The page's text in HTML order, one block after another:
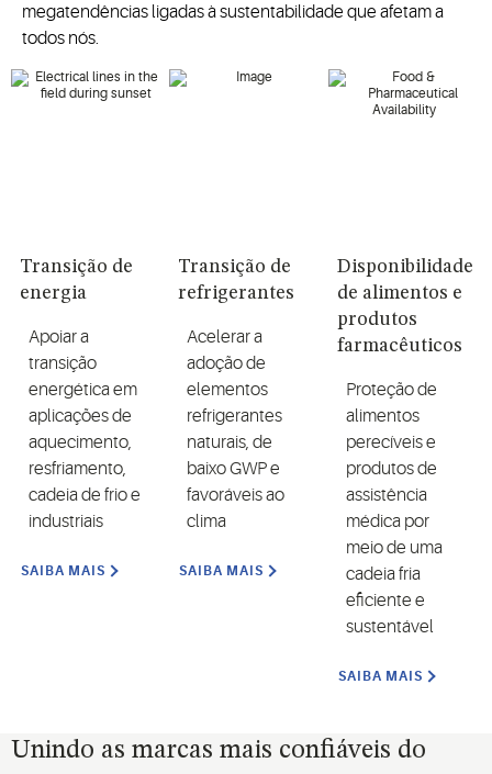
megatendências ligadas à sustentabilidade que afetam a
todos nós.
Transição de
energia
Apoiar a
transição
energética em
aplicações de
aquecimento,
resfriamento,
cadeia de frio e
industriais
SAIBA MAIS
Transição de
refrigerantes
Acelerar a
adoção de
elementos
refrigerantes
naturais, de
baixo GWP e
favoráveis ao
clima
SAIBA MAIS
Disponibilidade
de alimentos e
produtos
farmacêuticos
Proteção de
alimentos
perecíveis e
produtos de
assistência
médica por
meio de uma
cadeia fria
eficiente e
sustentável
SAIBA MAIS
Unindo as marcas mais confiáveis do